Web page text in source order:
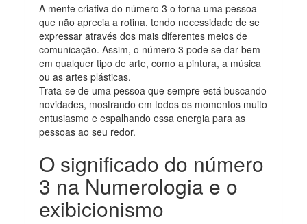
A mente criativa do número 3 o torna uma pessoa
que não aprecia a rotina, tendo necessidade de se
expressar através dos mais diferentes meios de
comunicação. Assim, o número 3 pode se dar bem
em qualquer tipo de arte, como a pintura, a música
ou as artes plásticas.
Trata-se de uma pessoa que sempre está buscando
novidades, mostrando em todos os momentos muito
entusiasmo e espalhando essa energia para as
pessoas ao seu redor.
O significado do número
3 na Numerologia e o
exibicionismo